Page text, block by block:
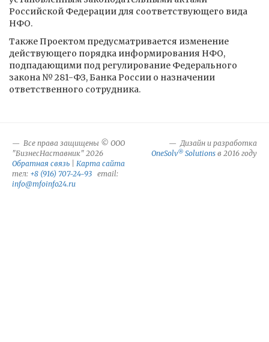
Российской Федерации для соответствующего вида
НФО.
Также Проектом предусматривается изменение
действующего порядка информирования НФО,
подпадающими под регулирование Федерального
закона № 281-ФЗ, Банка России о назначении
ответственного сотрудника.
Все права защищены © ООО
"БизнесНаставник" 2026
Обратная связь
Карта сайта
тел: +8 (916) 707-24-93 email:
info@mfoinfo24.ru
Дизайн и разработка
OneSolv® Solutions в 2016 году